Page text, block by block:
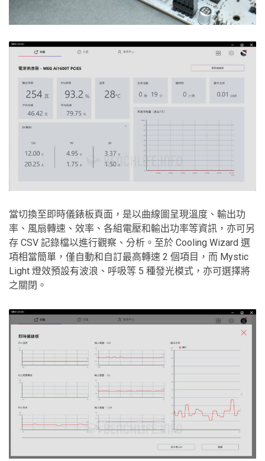
當切換至即時儀錶板頁面，是以曲線圖呈現溫度、輸出功
率、風扇轉速、效率、各組電壓和輸出功率等資訊，亦可另
存 CSV 記錄檔以進行觀察、分析。至於 Cooling Wizard 選
項相當簡單，僅自動和自訂最高轉速 2 個項目，而 Mystic
Light 燈效預設有波浪、呼吸等 5 種發光模式，亦可選擇將
之關閉。